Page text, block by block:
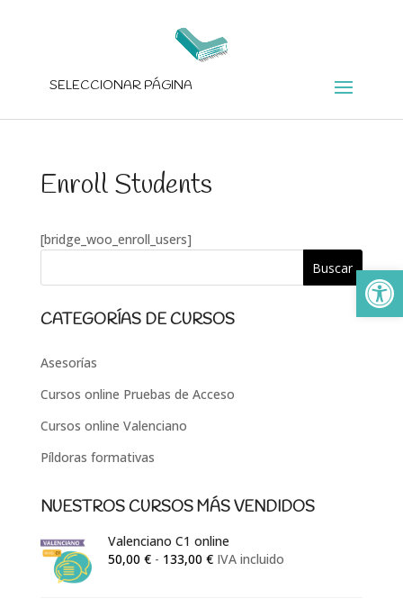
SELECCIONAR PÁGINA
Enroll Students
[bridge_woo_enroll_users]
CATEGORÍAS DE CURSOS
Asesorías
Cursos online Pruebas de Acceso
Cursos online Valenciano
Píldoras formativas
NUESTROS CURSOS MÁS VENDIDOS
Valenciano C1 online
50,00 € - 133,00 €Rango
IVA incluido